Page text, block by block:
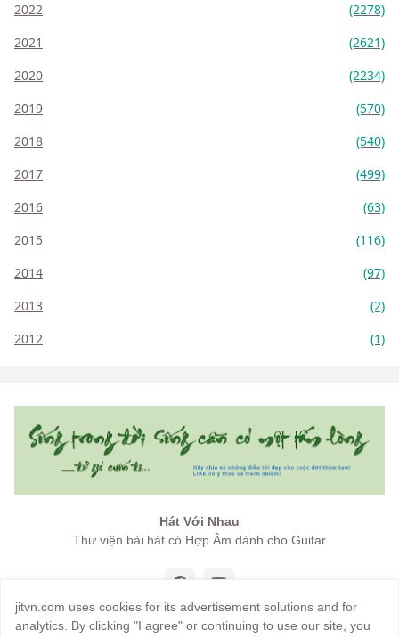
2022
(2278)
2021
(2621)
2020
(2234)
2019
(570)
2018
(540)
2017
(499)
2016
(63)
2015
(116)
2014
(97)
2013
(2)
2012
(1)
Hát Với Nhau
Thư viện bài hát có Hợp Âm dành cho Guitar
jitvn.com uses cookies for its advertisement solutions and for
analytics. By clicking "I agree" or continuing to use our site, you